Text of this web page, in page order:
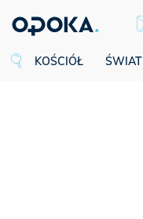
KOŚCIÓŁ ŚWIAT